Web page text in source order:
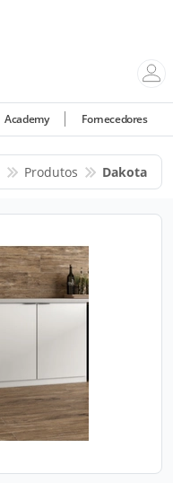
Academy Fornecedores
Produtos Dakota